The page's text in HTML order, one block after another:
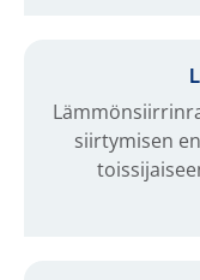
siirtymisen